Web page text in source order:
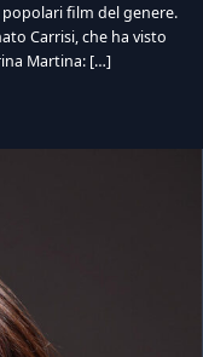
film del genere.
Carrisi, che ha visto
Martina: […]